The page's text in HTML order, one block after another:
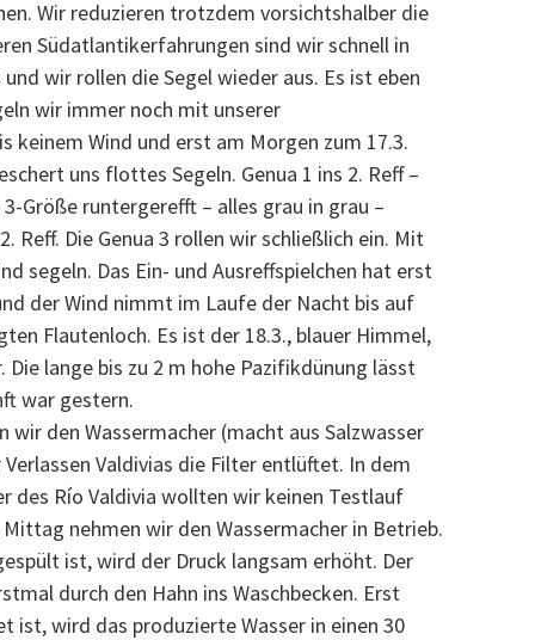
Wir reduzieren trotzdem vorsichtshalber die
Südatlantikerfahrungen sind wir schnell in
wir rollen die Segel wieder aus. Es ist eben
wir immer noch mit unserer
keinem Wind und erst am Morgen zum 17.3.
uns flottes Segeln. Genua 1 ins 2. Reff –
Größe runtergerefft – alles grau in grau –
Reff. Die Genua 3 rollen wir schließlich ein. Mit
segeln. Das Ein- und Ausreffspielchen hat erst
der Wind nimmt im Laufe der Nacht bis auf
Flautenloch. Es ist der 18.3., blauer Himmel,
lange bis zu 2 m hohe Pazifikdünung lässt
war gestern.
den Wassermacher (macht aus Salzwasser
Valdivias die Filter entlüftet. In dem
des Río Valdivia wollten wir keinen Testlauf
nehmen wir den Wassermacher in Betrieb.
ist, wird der Druck langsam erhöht. Der
durch den Hahn ins Waschbecken. Erst
ist, wird das produzierte Wasser in einen 30